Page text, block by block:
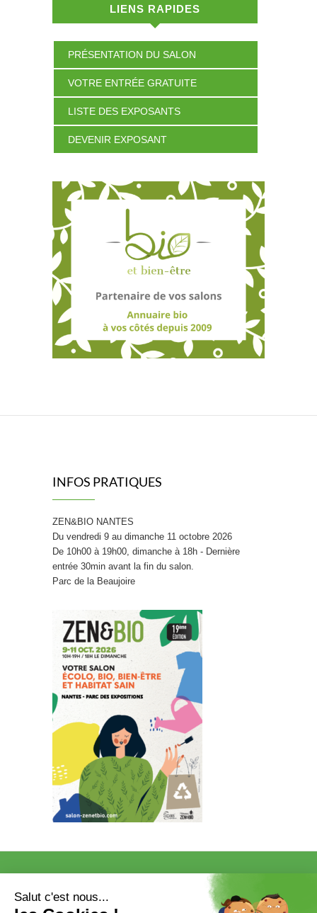
LIENS RAPIDES
PRÉSENTATION DU SALON
VOTRE ENTRÉE GRATUITE
LISTE DES EXPOSANTS
DEVENIR EXPOSANT
INFOS PRATIQUES
ZEN&BIO NANTES
Du vendredi 9 au dimanche 11 octobre 2026
De 10h00 à 19h00, dimanche à 18h - Dernière
entrée 30min avant la fin du salon.
Parc de la Beaujoire
EXPOSER
COMMUNICATION/PRESSE ET